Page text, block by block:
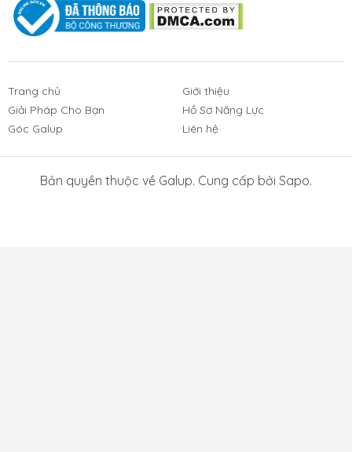
Trang chủ
Giới thiệu
Giải Pháp Cho Bạn
Hồ Sơ Năng Lực
Góc Galup
Liên hệ
Bản quyền thuộc về Galup. Cung cấp bởi Sapo.